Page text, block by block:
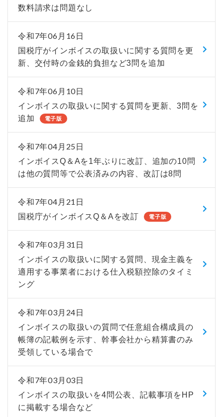
数料請求は問題なし
令和7年06月16日
国税庁がインボイスの取扱いに関する質問を更
新、交付時の金銭的負担など3問を追加
令和7年06月10日
インボイスの取扱いに関する質問を更新、3問を
追加
電子版
令和7年04月25日
インボイスQ＆Aを1年ぶりに改訂、追加の10問
は他の質問等で公表済みの内容、改訂は8問
令和7年04月21日
国税庁がインボイスQ＆Aを改訂 電子版
令和7年03月31日
インボイスの取扱いに関する質問、現金主義を
適用する事業者における仕入税額控除のタイミ
ング
令和7年03月24日
インボイスの取扱いの質問で任意組合構成員の
帳簿の記載例を示す、幹事会社から精算書のみ
受領している場合で
令和7年03月03日
インボイスの取扱いを4問公表、記載事項をHP
に掲載する場合など